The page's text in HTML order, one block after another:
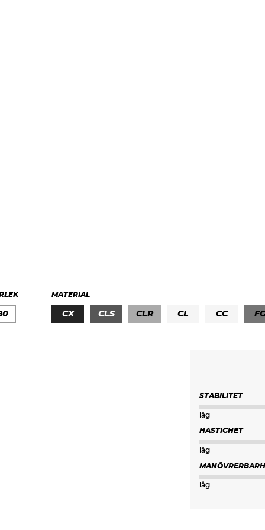
MATERIAL
CX CLS CLR CL CC
STABILITET
låg
HASTIGHET
låg
låg